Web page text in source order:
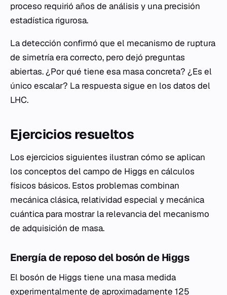
proceso requirió años de análisis y una precisión
estadística rigurosa.
La detección confirmó que el mecanismo de ruptura
de simetría era correcto, pero dejó preguntas
abiertas. ¿Por qué tiene esa masa concreta? ¿Es el
único escalar? La respuesta sigue en los datos del
LHC.
Ejercicios resueltos
Los ejercicios siguientes ilustran cómo se aplican
los conceptos del campo de Higgs en cálculos
físicos básicos. Estos problemas combinan
mecánica clásica, relatividad especial y mecánica
cuántica para mostrar la relevancia del mecanismo
de adquisición de masa.
Energía de reposo del bosón de Higgs
El bosón de Higgs tiene una masa medida
experimentalmente de aproximadamente 125